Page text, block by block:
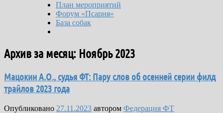
План мероприятий
Форум «Псарня»
База собак
Архив за месяц: Ноябрь 2023
Мацокин А.О., судья ФТ: Пару слов об осенней серии филд
трайлов 2023 года
Опубликовано 27.11.2023 автором Федерация ФТ